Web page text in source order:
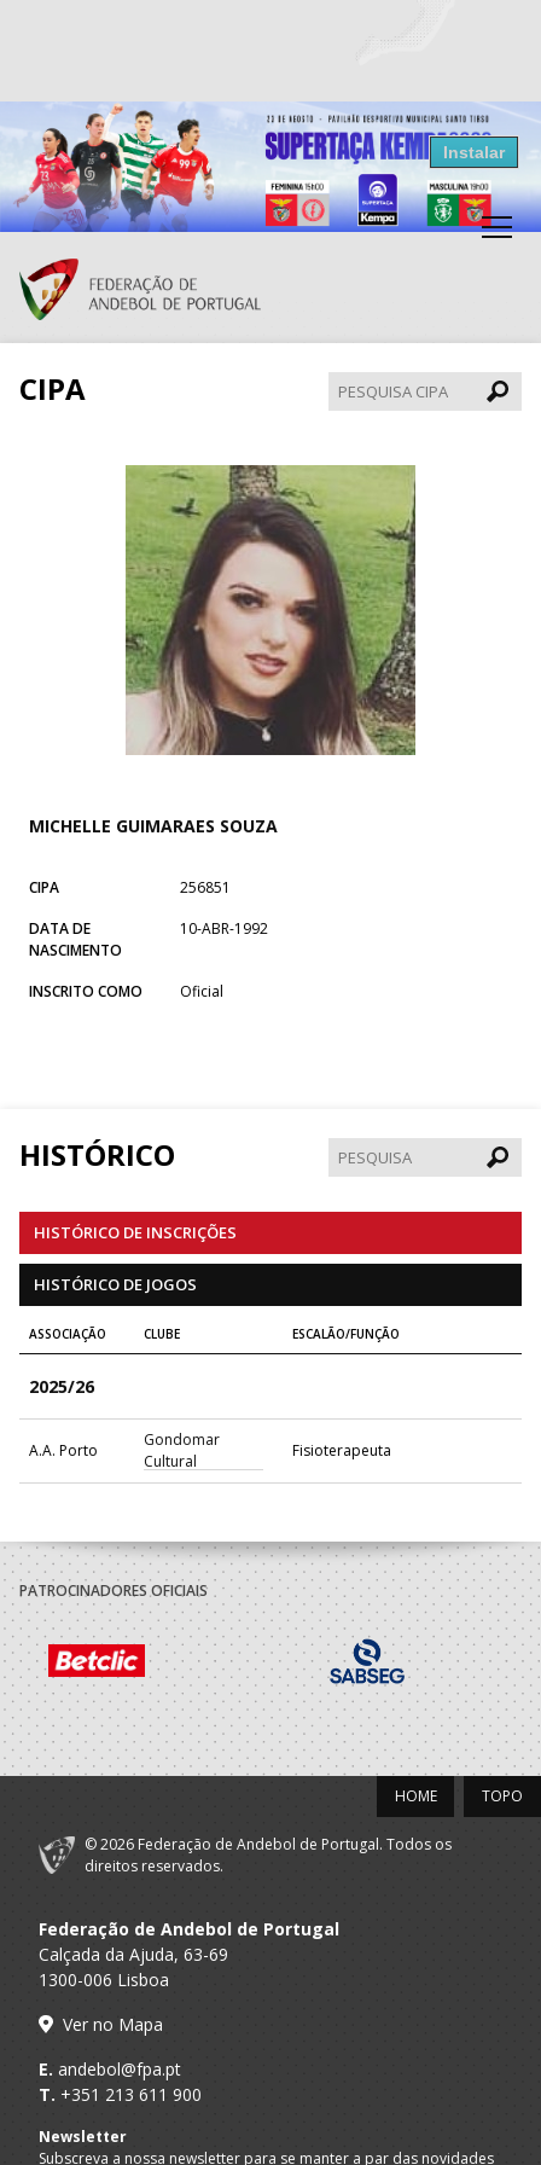
Resultados Andebol
Federação de Andebol de Portugal
Grátis - Disponivel na Play Store
Instalar
CIPA
CIPA
MICHELLE GUIMARAES SOUZA
CIPA
256851
DATA DE
NASCIMENTO
10-ABR-1992
INSCRITO COMO Oficial
HISTÓRICO
HISTÓRICO DE INSCRIÇÕES
HISTÓRICO DE JOGOS
ASSOCIAÇÃO CLUBE ESCALÃO/FUNÇÃO
2025/26
A.A. Porto
Gondomar
Cultural
Fisioterapeuta
PATROCINADORES OFICIAIS
TOPO
HOME
© 2026 Federação de Andebol de Portugal. Todos os
direitos reservados.
Federação de Andebol de Portugal
Calçada da Ajuda, 63-69
1300-006 Lisboa
Ver no Mapa
E. andebol@fpa.pt
T. +351 213 611 900
Newsletter
Subscreva a nossa newsletter para se manter a par das novidades